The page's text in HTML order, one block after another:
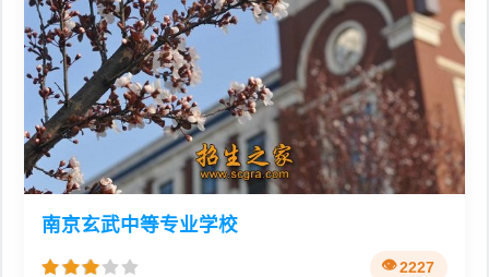
南京玄武中等专业学校
2227